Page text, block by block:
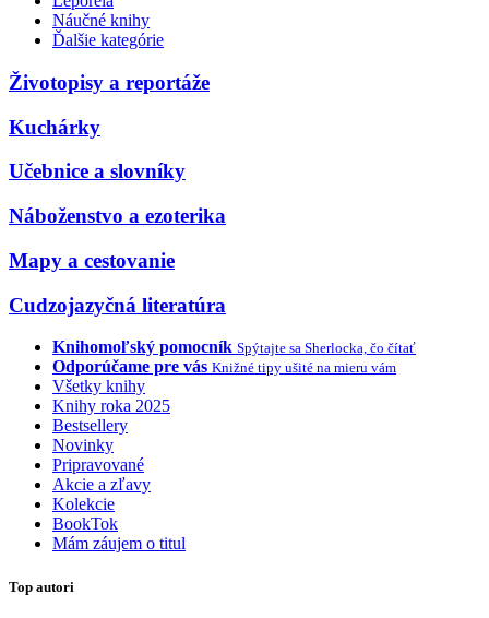
Náučné knihy
Ďalšie kategórie
Životopisy a reportáže
Kuchárky
Učebnice a slovníky
Náboženstvo a ezoterika
Mapy a cestovanie
Cudzojazyčná literatúra
Knihomoľský pomocník Spýtajte sa Sherlocka, čo čítať
Odporúčame pre vás Knižné tipy ušité na mieru vám
Všetky knihy
Knihy roka 2025
Bestsellery
Novinky
Pripravované
Akcie a zľavy
Kolekcie
BookTok
Mám záujem o titul
Top autori